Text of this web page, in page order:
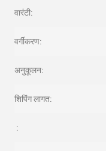
वारंटी:
वर्गीकरण:
अनुकूलन:
शिपिंग लागत:
: